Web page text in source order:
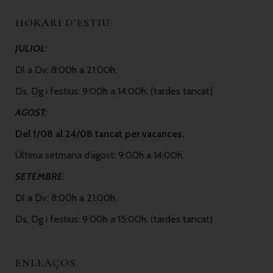
HORARI D’ESTIU
JULIOL:
Dl a Dv: 8:00h a 21:00h.
Ds, Dg i festius: 9:00h a 14:00h. (tardes tancat)
AGOST:
Del 1/08 al 24/08 tancat per vacances.
Última setmana d’agost: 9:00h a 14:00h.
SETEMBRE:
Dl a Dv: 8:00h a 21:00h.
Ds, Dg i festius: 9:00h a 15:00h. (tardes tancat)
ENLLAÇOS